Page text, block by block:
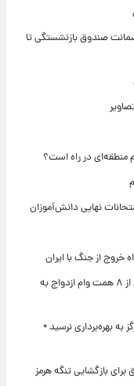
صندوق بازنشستگی تا
منطقه‌ای در راه است؟
نهایی دانش‌آموزان
خروج از جنگ با ایران
در چهار ماه نخست ۱۴۰۵ رقم خورد؛ پرداخت بیش از ۸ همت وام ازدواج به
بهره‌برداری نرسید +
بازگشایی تنگه هرمز